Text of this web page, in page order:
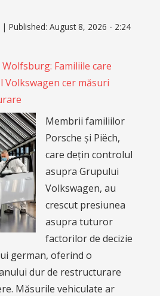
| Published: August 8, 2026 - 2:24
Familiile care
Volkswagen cer măsuri
Membrii familiilor
Porsche și Piëch,
care dețin controlul
asupra Grupului
Volkswagen, au
crescut presiunea
asupra tuturor
factorilor de decizie
german, oferind o
dur de restructurare
Măsurile vehiculate ar